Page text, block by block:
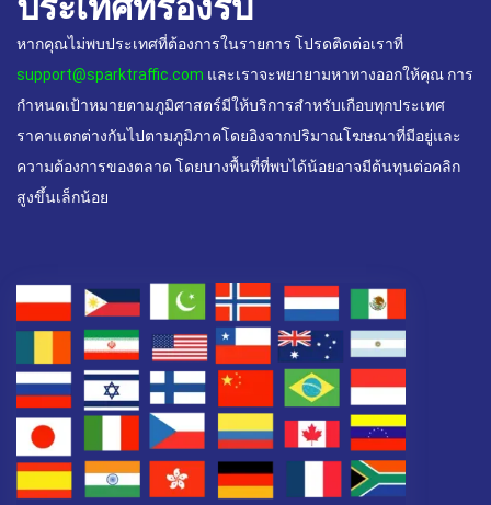
หากคุณไม่พบประเทศที่ต้องการในรายการ โปรดติดต่อเราที่
support@sparktraffic.com และเราจะพยายามหาทางออกให้คุณ การ
กำหนดเป้าหมายตามภูมิศาสตร์มีให้บริการสำหรับเกือบทุกประเทศ
ราคาแตกต่างกันไปตามภูมิภาคโดยอิงจากปริมาณโฆษณาที่มีอยู่และ
ความต้องการของตลาด โดยบางพื้นที่ที่พบได้น้อยอาจมีต้นทุนต่อคลิก
สูงขึ้นเล็กน้อย